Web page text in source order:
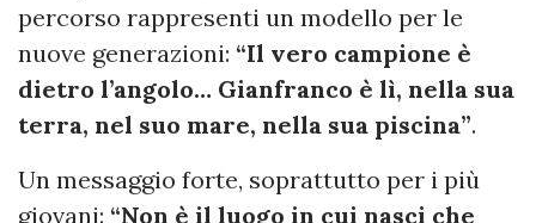
percorso rappresenti un modello per le
nuove generazioni: “Il vero campione è
dietro l’angolo… Gianfranco è lì, nella sua
terra, nel suo mare, nella sua piscina”.
Un messaggio forte, soprattutto per i più
giovani: “Non è il luogo in cui nasci che